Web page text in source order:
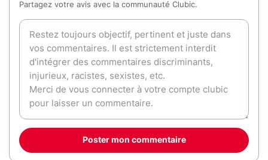
Partagez votre avis avec la communauté Clubic.
Poster mon commentaire